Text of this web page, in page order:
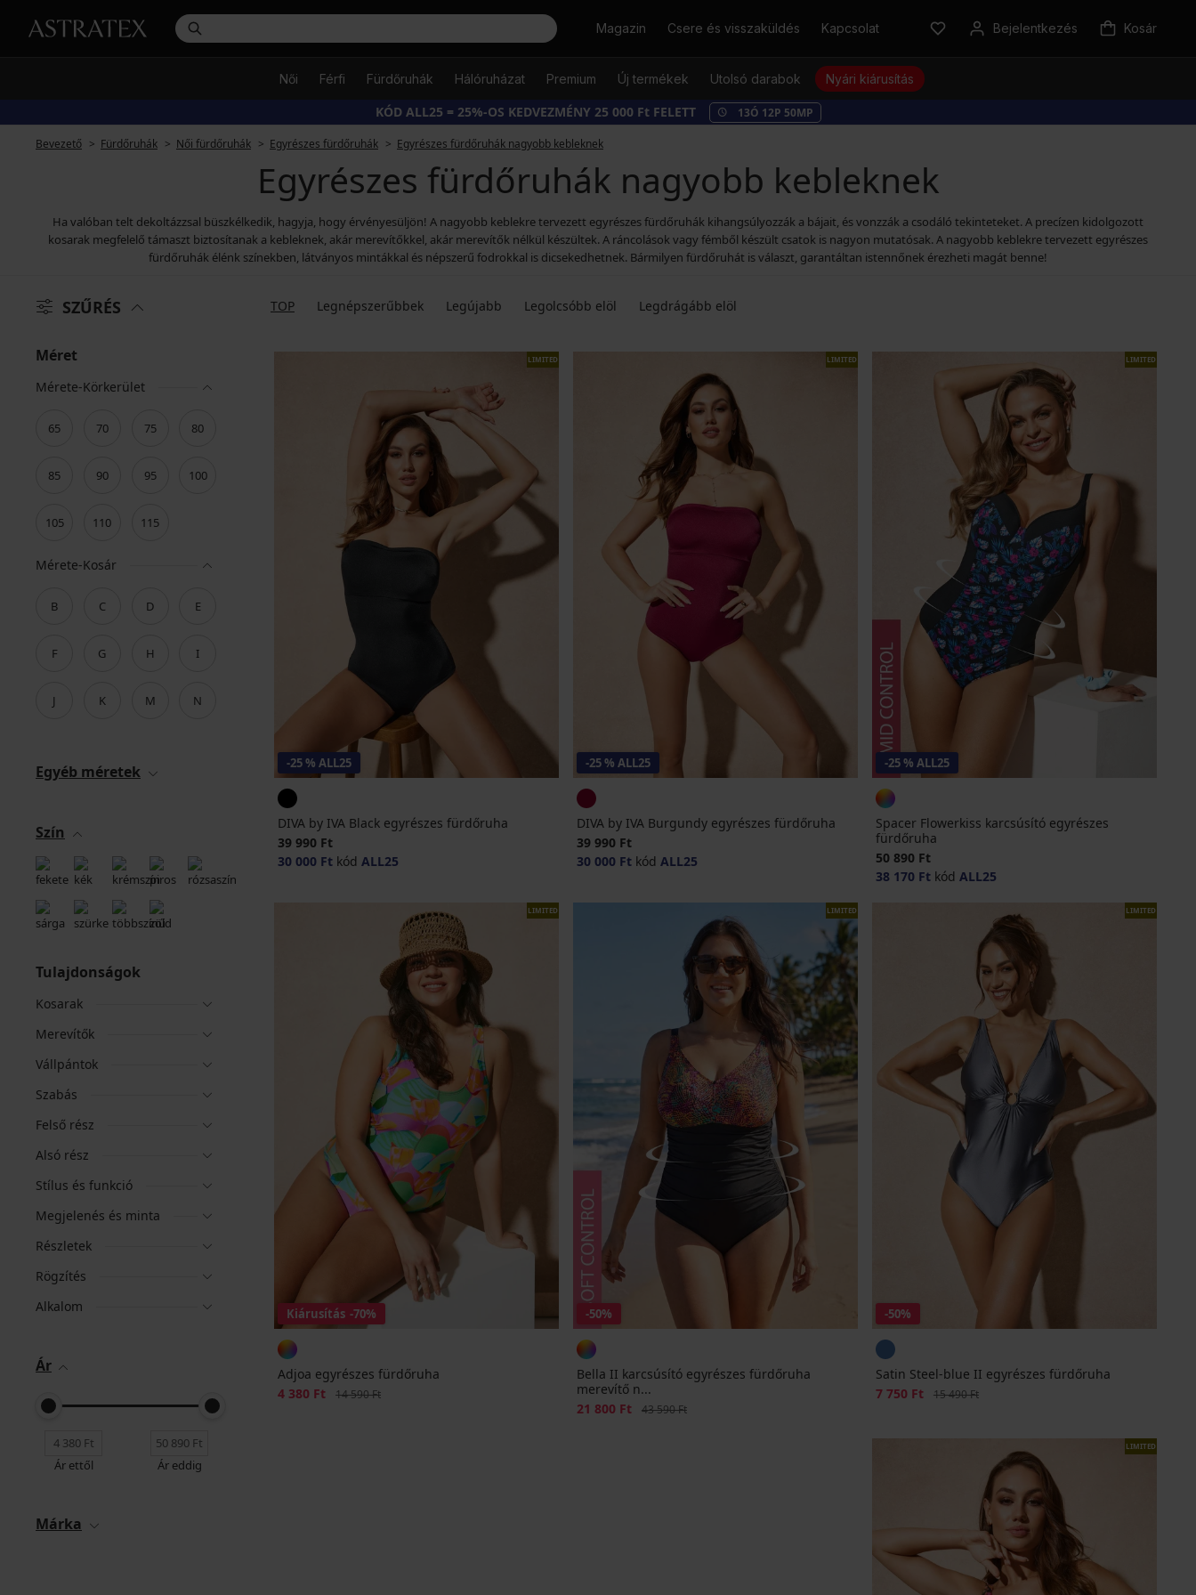
KeresésMagazin Csere és visszaküldés Kapcsolat Bejelentkezés Kosár
Női Férfi Fürdőruhák Hálóruházat Premium Új termékek Utolsó darabok Nyári kiárusítás
KÓD ALL25 = 25%-OS KEDVEZMÉNY 25 000 Ft FELETT 13Ó 12P 48MP
Bevezető Fürdőruhák Női fürdőruhák Egyrészes fürdőruhák Egyrészes fürdőruhák nagyobb kebleknek
Egyrészes fürdőruhák nagyobb kebleknek
Ha valóban telt dekoltázzsal büszkélkedik, hagyja, hogy érvényesüljön! A nagyobb keblekre tervezett egyrészes fürdőruhák kihangsúlyozzák a bájait, és vonzzák a csodáló tekinteteket. A precízen kidolgozott
kosarak megfelelő támaszt biztosítanak a kebleknek, akár merevítőkkel, akár merevítők nélkül készültek. A ráncolások vagy fémből készült csatok is nagyon mutatósak. A nagyobb keblekre tervezett egyrészes
fürdőruhák élénk színekben, látványos mintákkal és népszerű fodrokkal is dicsekedhetnek. Bármilyen fürdőruhát is választ, garantáltan istennőnek érezheti magát benne!
SZŰRÉS TOP Legnépszerűbbek Legújabb Legolcsóbb elöl Legdrágább elöl
Méret
Mérete-Körkerület
65 70 75 80
85 90 95 100
105 110 115
Mérete-Kosár
B C D E
F G H I
J K M N
Egyéb méretek
Szín
Tulajdonságok
Kosarak
Merevítők
Vállpántok
Szabás
Felső rész
Alsó rész
Stílus és funkció
Megjelenés és minta
Részletek
Rögzítés
Alkalom
Ár
Ár ettől Ár eddig
Márka
LIMITED
-25 % ALL25
DIVA by IVA Black egyrészes fürdőruha
39 990 Ft
30 000 Ft kód ALL25
LIMITED
-25 % ALL25
DIVA by IVA Burgundy egyrészes fürdőruha
39 990 Ft
30 000 Ftkód ALL25
LIMITED
-25 % ALL25
Spacer Flowerkiss karcsúsító egyrészes
fürdőruha
50 890 Ft
38 170 Ftkód ALL25
LIMITED
Kiárusítás -70%
Adjoa egyrészes fürdőruha
Kedvezmény
4 380 Ft Eredeti ár
14 590 Ft
LIMITED
-50%
Bella II karcsúsító egyrészes fürdőruha
merevítő n...
Kedvezmény
21 800 Ft Eredeti ár
43 590 Ft
LIMITED
-50%
Satin Steel-blue II egyrészes fürdőruha
Kedvezmény
7 750 Ft Eredeti ár
15 490 Ft
LIMITED